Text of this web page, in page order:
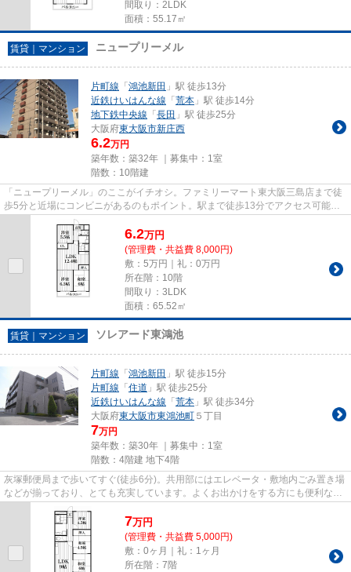
間取り：2LDK
面積：55.17㎡
賃貸｜マンション ニュープリーメル
片町線 「 鴻池新田 」駅 徒歩13分
近鉄けいはんな線 「 荒本 」駅 徒歩14分
地下鉄中央線 「 長田 」駅 徒歩25分
大阪府東大阪市新庄西
6.2万円
築年数：築32年 ｜募集中： 1室
階数：10階建
「ニュープリーメル」のここがイチオシ。ファミリーマート東大阪三島店まで徒
歩5分と近場にコンビニがあるのもポイント。駅まで徒歩13分でアクセス可能な
物件です。利用可能な駅が2駅...
6.2万円
(管理費・共益費 8,000円)
敷：5万円｜礼：0万円
所在階：10階
間取り：3LDK
面積：65.52㎡
賃貸｜マンション ソレアード東鴻池
片町線 「 鴻池新田 」駅 徒歩15分
片町線 「 住道 」駅 徒歩25分
近鉄けいはんな線 「 荒本 」駅 徒歩34分
大阪府東大阪市東鴻池町 ５丁目
7万円
築年数：築30年 ｜募集中： 1室
階数：4階建 地下4階
灰塚郵便局まで歩いてすぐ(徒歩6分)。共用部にはエレベータ・敷地内ごみ置き場
などが揃っており、とても充実しています。よくお出かけをする方にも便利な、
2駅利用可能なマンションで...
7万円
(管理費・共益費 5,000円)
敷：0ヶ月｜礼：1ヶ月
所在階：7階